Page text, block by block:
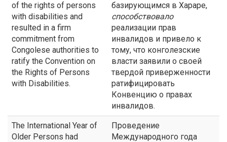
of the rights of persons
with disabilities and
resulted in a firm
commitment from
Congolese authorities to
ratify the Convention on
the Rights of Persons
with Disabilities.
базирующимся в Хараре,
способствовало
реализации прав
инвалидов и привело к
тому, что конголезские
власти заявили о своей
твердой приверженности
ратифицировать
Конвенцию о правах
инвалидов.
The International Year of
Older Persons had
Проведение
Международного года